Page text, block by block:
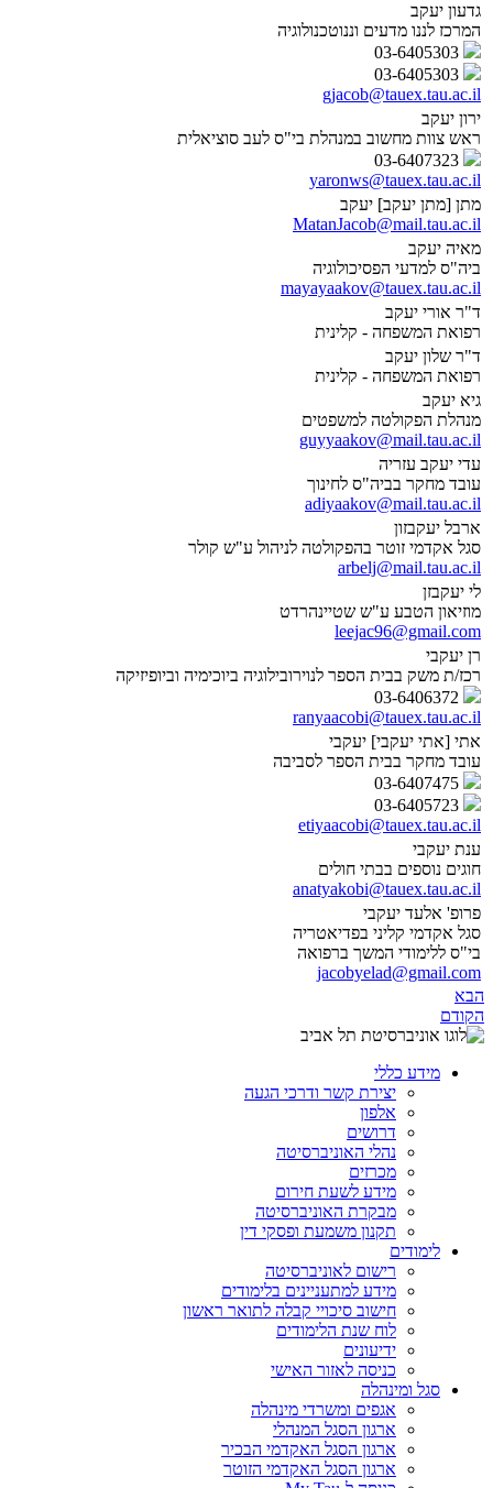
גדעון יעקב
המרכז לננו מדעים וננוטכנולוגיה
gjacob@tauex.tau.ac.il
ירון יעקב
ראש צוות מחשוב במנהלת בי"ס לעב סוציאלית
yaronws@tauex.tau.ac.il
מתן [מתן יעקב] יעקב
MatanJacob@mail.tau.ac.il
מאיה יעקב
ביה"ס למדעי הפסיכולוגיה
mayayaakov@tauex.tau.ac.il
ד"ר אורי יעקב
רפואת המשפחה - קלינית
ד"ר שלון יעקב
רפואת המשפחה - קלינית
גיא יעקב
מנהלת הפקולטה למשפטים
guyyaakov@mail.tau.ac.il
עדי יעקב עזריה
עובד מחקר בביה"ס לחינוך
adiyaakov@mail.tau.ac.il
ארבל יעקבזון
סגל אקדמי זוטר בהפקולטה לניהול ע"ש קולר
arbelj@mail.tau.ac.il
לי יעקבזן
מוזיאון הטבע ע"ש שטיינהרדט
leejac96@gmail.com
רן יעקבי
רכז/ת משק בבית הספר לנוירובילוגיה ביוכימיה וביופיזיקה
ranyaacobi@tauex.tau.ac.il
אתי [אתי יעקבי] יעקבי
עובד מחקר בבית הספר לסביבה
etiyaacobi@tauex.tau.ac.il
ענת יעקבי
חוגים נוספים בבתי חולים
anatyakobi@tauex.tau.ac.il
פרופ' אלעד יעקבי
סגל אקדמי קליני בפדיאטריה
בי"ס ללימודי המשך ברפואה
jacobyelad@gmail.com
הבא
הקודם
מידע כללי
יצירת קשר ודרכי הגעה
אלפון
דרושים
נהלי האוניברסיטה
מכרזים
מידע לשעת חירום
מבקרת האוניברסיטה
תקנון משמעת ופסקי דין
לימודים
רישום לאוניברסיטה
מידע למתעניינים בלימודים
חישוב סיכויי קבלה לתואר ראשון
לוח שנת הלימודים
ידיעונים
כניסה לאזור האישי
סגל ומינהלה
אגפים ומשרדי מינהלה
ארגון הסגל המנהלי
ארגון הסגל האקדמי הבכיר
ארגון הסגל האקדמי הזוטר